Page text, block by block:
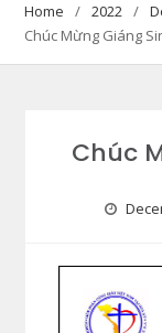
Home 2022
Chúc Mừng Giáng
Chúc